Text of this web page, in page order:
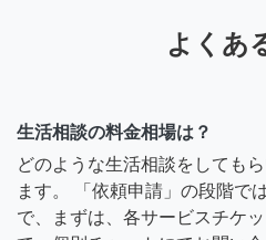
よくあ
生活相談の料金相場は？
どのような生活相談をしても
ます。 「依頼申請」の段階で
で、まずは、各サービスチケ